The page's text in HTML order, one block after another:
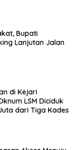
Bupati
Lanjutan Jalan
di Kejari
LSM Diciduk
dari Tiga Kades